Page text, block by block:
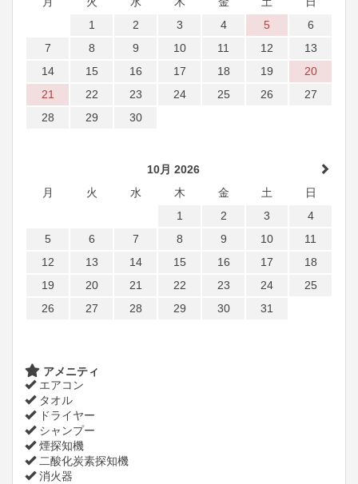
1
2 3 4 5
6
7
8 9 10 11 12
13
14
15 16 17 18 19
20
21
22 23 24 25 26
27
28
29 30
10月 2026
月
火 水 木 金 土
日
1
2 3
4
5
6 7 8 9 10
11
12
13 14 15 16 17
18
19
20 21 22 23 24
25
26
27 28 29 30 31
アメニティ
エアコン
タオル
ドライヤー
シャンプー
煙探知機
二酸化炭素探知機
消火器